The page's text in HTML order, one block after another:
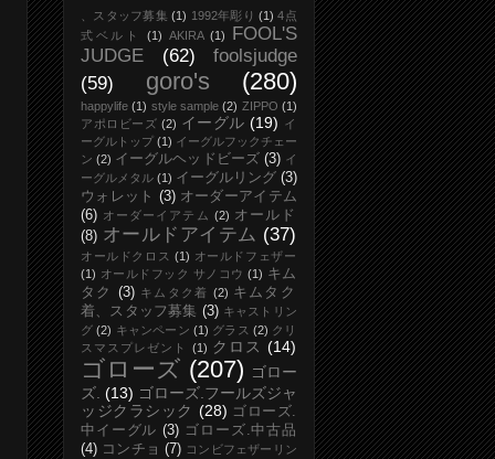
、スタッフ募集 (1) 1992年彫り (1) 4点
式ベルト
(1) AKIRA (1)
FOOL'S
JUDGE
(62)
foolsjudge
(59)
goro's (280)
happylife (1) style sample (2) ZIPPO (1)
アポロビーズ (2) イーグル (19) イ
ーグルトップ (1) イーグルフックチェー
ン (2) イーグルヘッドビーズ (3) イ
ーグルメタル (1) イーグルリング (3)
ウォレット (3) オーダーアイテム
(6) オーダーイアテム (2) オールド
(8) オールドアイテム (37)
オールドクロス (1) オールドフェザー
(1) オールドフック サノコウ (1) キム
タク
(3) キムタク着 (2) キムタク
着、スタッフ募集 (3) キャストリン
グ (2) キャンペーン (1) グラス (2) クリ
スマスプレゼント
(1) クロス (14)
ゴローズ (207) ゴロー
ズ. (13) ゴローズ.フールズジャ
ッジクラシック (28) ゴローズ.
中イーグル (3) ゴローズ.中古品
(4) コンチョ (7) コンビフェザーリン